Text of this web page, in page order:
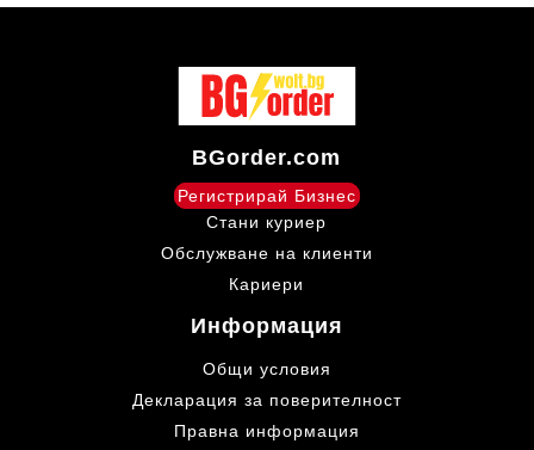
BGorder.com
Регистрирай Бизнес
Стани куриер
Обслужване на клиенти
Кариери
Информация
Общи условия
Декларация за поверителност
Правна информация